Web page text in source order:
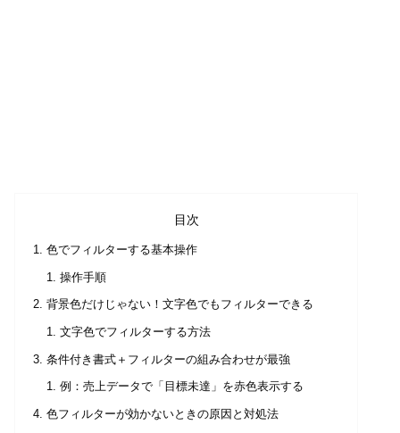
目次
色でフィルターする基本操作
操作手順
背景色だけじゃない！文字色でもフィルターできる
文字色でフィルターする方法
条件付き書式＋フィルターの組み合わせが最強
例：売上データで「目標未達」を赤色表示する
色フィルターが効かないときの原因と対処法